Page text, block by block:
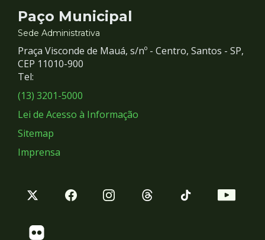
Contato
e
Redes
Sociais
Paço Municipal
Sede Administrativa
Praça Visconde de Mauá, s/nº - Centro, Santos - SP,
CEP 11010-900
Tel:
(13) 3201-5000
Lei de Acesso à Informação
Sitemap
Imprensa